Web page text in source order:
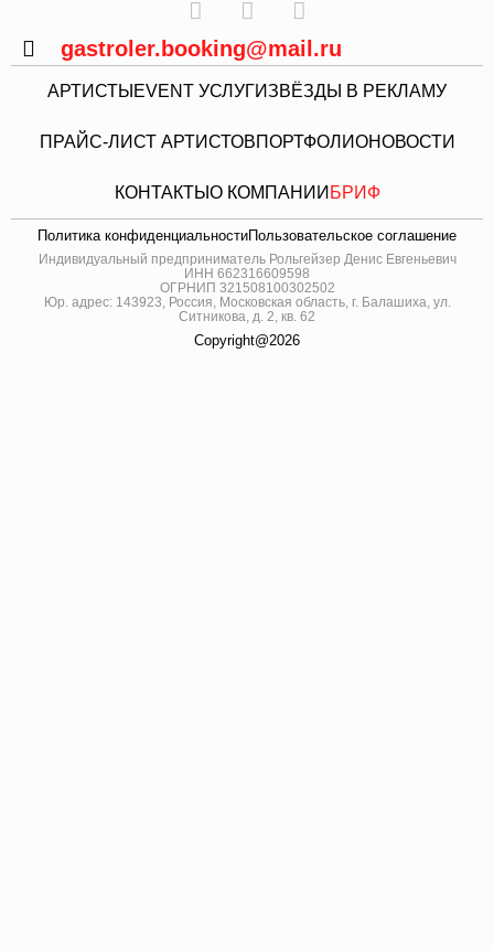
gastroler.booking@mail.ru
АРТИСТЫ EVENT УСЛУГИЗВЁЗДЫ В РЕКЛАМУ
ПРАЙС-ЛИСТ АРТИСТОВПОРТФОЛИОНОВОСТИ
КОНТАКТЫ О КОМПАНИИ БРИФ
Политика конфиденциальностиПользовательское соглашение
Индивидуальный предприниматель Рольгейзер Денис Евгеньевич
ИНН 662316609598
ОГРНИП 321508100302502
Юр. адрес: 143923, Россия, Московская область, г. Балашиха, ул.
Ситникова, д. 2, кв. 62
Copyright@2026